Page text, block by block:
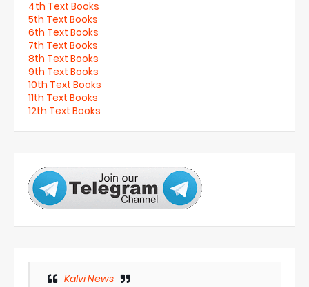
4th Text Books
5th Text Books
6th Text Books
7th Text Books
8th Text Books
9th Text Books
10th Text Books
11th Text Books
12th Text Books
Kalvi News